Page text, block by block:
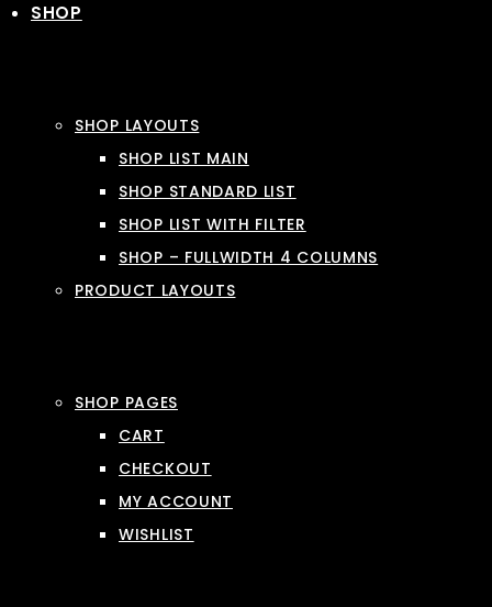
SHOP
SHOP LAYOUTS
SHOP LIST MAIN
SHOP STANDARD LIST
SHOP LIST WITH FILTER
SHOP – FULLWIDTH 4 COLUMNS
PRODUCT LAYOUTS
SHOP PAGES
CART
CHECKOUT
MY ACCOUNT
WISHLIST